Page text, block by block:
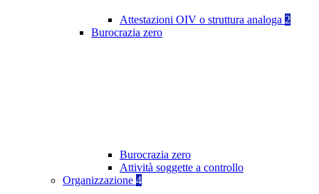
Attestazioni OIV o struttura analoga 2
Burocrazia zero
Burocrazia zero
Attività soggette a controllo
Organizzazione 4